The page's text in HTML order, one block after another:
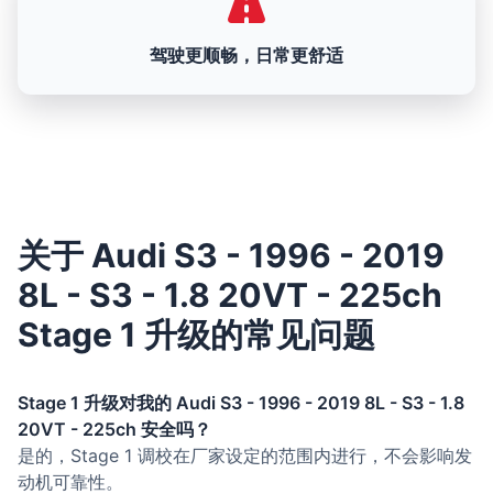
驾驶更顺畅，日常更舒适
关于 Audi S3 - 1996 - 2019
8L - S3 - 1.8 20VT - 225ch
Stage 1 升级的常见问题
Stage 1 升级对我的 Audi S3 - 1996 - 2019 8L - S3 - 1.8
20VT - 225ch 安全吗？
是的，Stage 1 调校在厂家设定的范围内进行，不会影响发
动机可靠性。